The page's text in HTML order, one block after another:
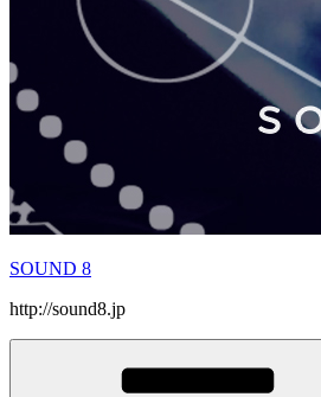
SOUND 8
http://sound8.jp